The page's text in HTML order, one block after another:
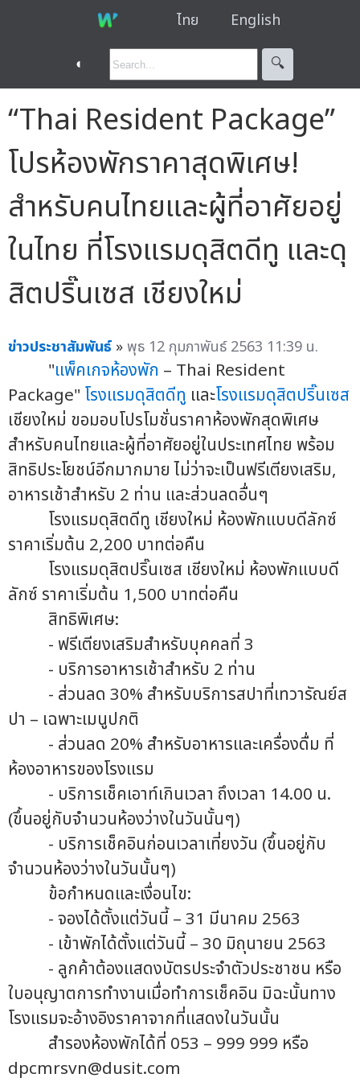
ไทย English
◐ 🔍︎
“Thai Resident Package”
โปรห้องพักราคาสุดพิเศษ!
สำหรับคนไทยและผู้ที่อาศัยอยู่
ในไทย ที่โรงแรมดุสิตดีทู และดุ
สิตปริ๊นเซส เชียงใหม่
ข่าวประชาสัมพันธ์ »พุธ 12 กุมภาพันธ์ 2563 11:39 น.
"แพ็คเกจห้องพัก – Thai Resident
Package" โรงแรมดุสิตดีทู และโรงแรมดุสิตปริ๊นเซส
เชียงใหม่ ขอมอบโปรโมชั่นราคาห้องพักสุดพิเศษ
สำหรับคนไทยและผู้ที่อาศัยอยู่ในประเทศไทย พร้อม
สิทธิประโยชน์อีกมากมาย ไม่ว่าจะเป็นฟรีเตียงเสริม,
อาหารเช้าสำหรับ 2 ท่าน และส่วนลดอื่นๆ
โรงแรมดุสิตดีทู เชียงใหม่ ห้องพักแบบดีลักซ์
ราคาเริ่มต้น 2,200 บาทต่อคืน
โรงแรมดุสิตปริ๊นเซส เชียงใหม่ ห้องพักแบบดี
ลักซ์ ราคาเริ่มต้น 1,500 บาทต่อคืน
สิทธิพิเศษ:
- ฟรีเตียงเสริมสำหรับบุคคลที่ 3
- บริการอาหารเช้าสำหรับ 2 ท่าน
- ส่วนลด 30% สำหรับบริการสปาที่เทวารัณย์ส
ปา – เฉพาะเมนูปกติ
- ส่วนลด 20% สำหรับอาหารและเครื่องดื่ม ที่
ห้องอาหารของโรงแรม
- บริการเช็คเอาท์เกินเวลา ถึงเวลา 14.00 น.
(ขึ้นอยู่กับจำนวนห้องว่างในวันนั้นๆ)
- บริการเช็คอินก่อนเวลาเที่ยงวัน (ขึ้นอยู่กับ
จำนวนห้องว่างในวันนั้นๆ)
ข้อกำหนดและเงื่อนไข:
- จองได้ตั้งแต่วันนี้ – 31 มีนาคม 2563
- เข้าพักได้ตั้งแต่วันนี้ – 30 มิถุนายน 2563
- ลูกค้าต้องแสดงบัตรประจำตัวประชาชน หรือ
ใบอนุญาตการทำงานเมื่อทำการเช็คอิน มิฉะนั้นทาง
โรงแรมจะอ้างอิงราคาจากที่แสดงในวันนั้น
สำรองห้องพักได้ที่ 053 – 999 999 หรือ
dpcmrsvn@dusit.com